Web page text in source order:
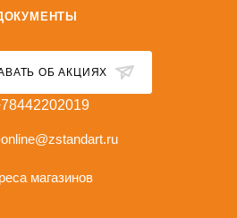
ОБ АКЦИЯХ
магазинов